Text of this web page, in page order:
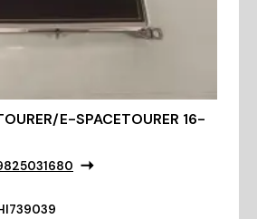
E-SPACETOURER 16-